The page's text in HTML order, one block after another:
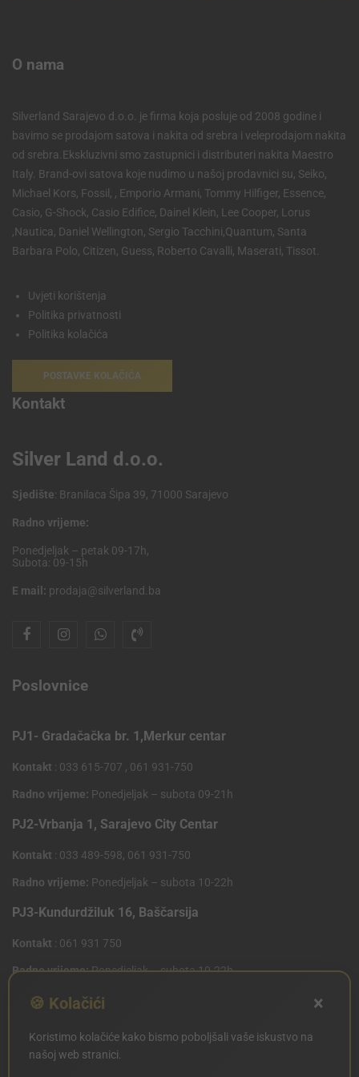
O nama
Silverland Sarajevo d.o.o. je firma koja posluje od 2008 godine i
bavimo se prodajom satova i nakita od srebra i veleprodajom nakita
od srebra.Ekskluzivni smo zastupnici i distributeri nakita Maestro
Italy. Brand-ovi satova koje nudimo u našoj prodavnici su, Seiko,
Michael Kors, Fossil, , Emporio Armani, Tommy Hilfiger, Essence,
Casio, G-Shock, Casio Edifice, Dainel Klein, Lee Cooper, Lorus
,Nautica, Daniel Wellington, Sergio Tacchini,Quantum, Santa
Barbara Polo, Citizen, Guess, Roberto Cavalli, Maserati, Tissot.
Uvjeti korištenja
Politika privatnosti
Politika kolačića
POSTAVKE KOLAČIĆA
Kontakt
Silver Land d.o.o.
Sjedište: Branilaca Šipa 39, 71000 Sarajevo
Radno vrijeme:
Ponedjeljak – petak 09-17h,
Subota: 09-15h
E mail: prodaja@silverland.ba
Poslovnice
PJ1- Gradačačka br. 1,Merkur centar
Kontakt : 033 615-707 , 061 931-750
Radno vrijeme: Ponedjeljak – subota 09-21h
PJ2-Vrbanja 1, Sarajevo City Centar
Kontakt : 033 489-598, 061 931-750
Radno vrijeme: Ponedjeljak – subota 10-22h
PJ3-Kundurdžiluk 16, Baščarsija
Kontakt : 061 931 750
Radno vrijeme:Ponedjeljak – subota 10-22h
PJ4 West Gate,Mostarsko raskrsce 10 (Penny Plus
Kontakt: 061 931 750
🍪 Kolačići ×
Koristimo kolačiće kako bismo poboljšali vaše iskustvo na
našoj web stranici.